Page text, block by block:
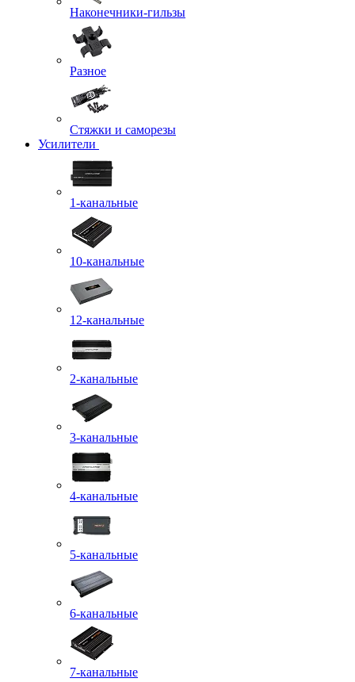
Наконечники-гильзы
Разное
Стяжки и саморезы
Усилители
1-канальные
10-канальные
12-канальные
2-канальные
3-канальные
4-канальные
5-канальные
6-канальные
7-канальные